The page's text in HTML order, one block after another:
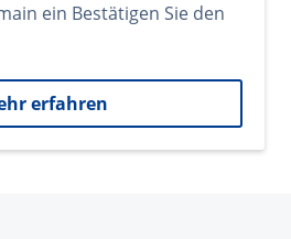
ein Bestätigen Sie den
erfahren